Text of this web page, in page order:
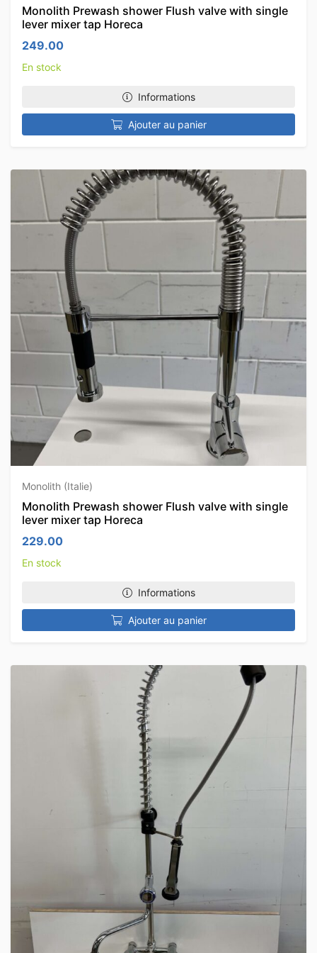
Monolith Prewash shower Flush valve with single
lever mixer tap Horeca
249.00
En stock
Informations
Ajouter au panier
Monolith (Italie)
Monolith Prewash shower Flush valve with single
lever mixer tap Horeca
229.00
En stock
Informations
Ajouter au panier